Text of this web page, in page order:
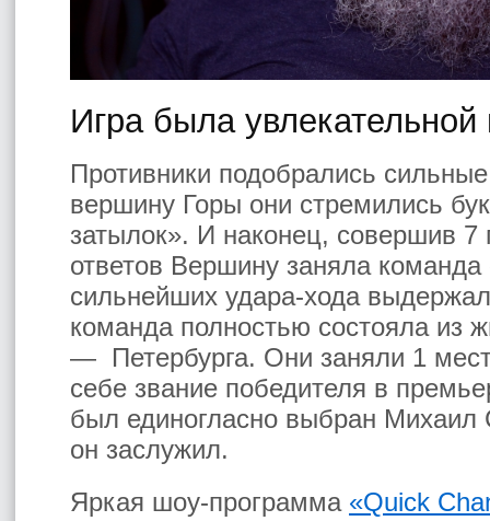
Игра была увлекательной
Противники подобрались
вершину Горы они стремились
затылок». И наконец, совершив
ответов Вершину заняла
сильнейших удара-хода
команда полностью состояла из
— Петербурга. Они заняли 1
себе звание победителя в
был единогласно выбран
он заслужил.
Яркая шоу-программа «Quick